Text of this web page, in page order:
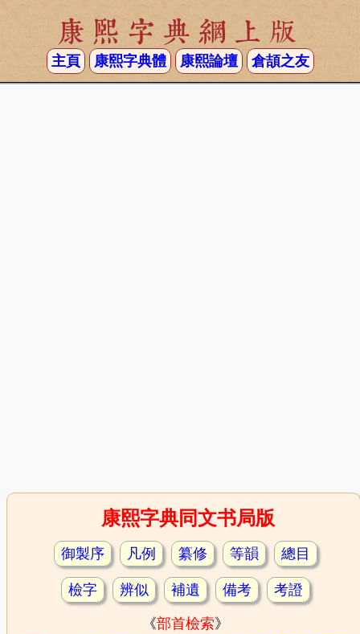
康熙字典網上版
主頁 康熙字典體 康熙論壇 倉頡之友
康熙字典同文书局版
御製序 凡例 纂修 等韻 總目
檢字 辨似 補遺 備考 考證
《部首檢索》